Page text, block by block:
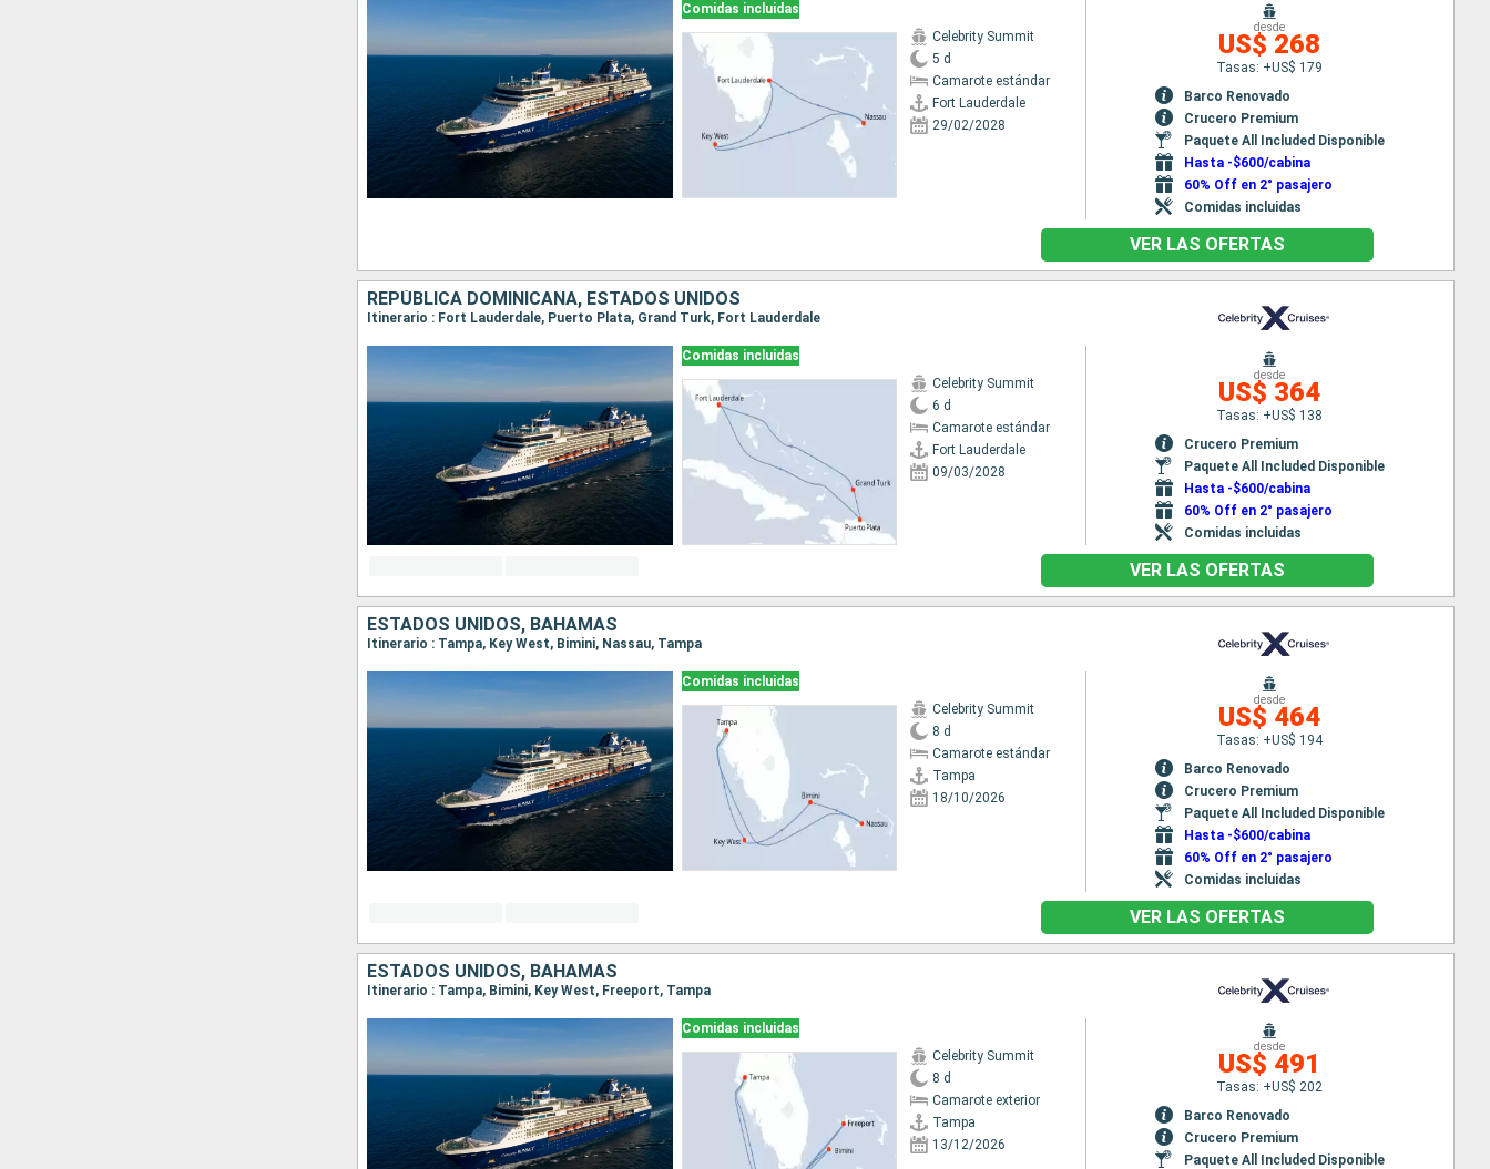
Comidas incluidas
Celebrity Summit
5 d
Camarote estándar
Fort Lauderdale
29/02/2028
desde
US$ 268
Tasas: +US$ 179
Barco Renovado
Crucero Premium
Paquete All Included Disponible
Hasta -$600/cabina
60% Off en 2° pasajero
Comidas incluidas
VER LAS OFERTAS
REPÚBLICA DOMINICANA, ESTADOS UNIDOS
Itinerario : Fort Lauderdale, Puerto Plata, Grand Turk, Fort Lauderdale
Comidas incluidas
Celebrity Summit
6 d
Camarote estándar
Fort Lauderdale
09/03/2028
desde
US$ 364
Tasas: +US$ 138
Crucero Premium
Paquete All Included Disponible
Hasta -$600/cabina
60% Off en 2° pasajero
Comidas incluidas
VER LAS OFERTAS
ESTADOS UNIDOS, BAHAMAS
Itinerario : Tampa, Key West, Bimini, Nassau, Tampa
Comidas incluidas
Celebrity Summit
8 d
Camarote estándar
Tampa
18/10/2026
desde
US$ 464
Tasas: +US$ 194
Barco Renovado
Crucero Premium
Paquete All Included Disponible
Hasta -$600/cabina
60% Off en 2° pasajero
Comidas incluidas
VER LAS OFERTAS
ESTADOS UNIDOS, BAHAMAS
Itinerario : Tampa, Bimini, Key West, Freeport, Tampa
Comidas incluidas
Celebrity Summit
8 d
Camarote exterior
Tampa
13/12/2026
desde
US$ 491
Tasas: +US$ 202
Barco Renovado
Crucero Premium
Paquete All Included Disponible